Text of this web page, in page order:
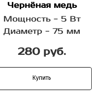
Чернёная медь
Мощность - 5 Вт
Диаметр - 75 мм
280 руб.
Купить